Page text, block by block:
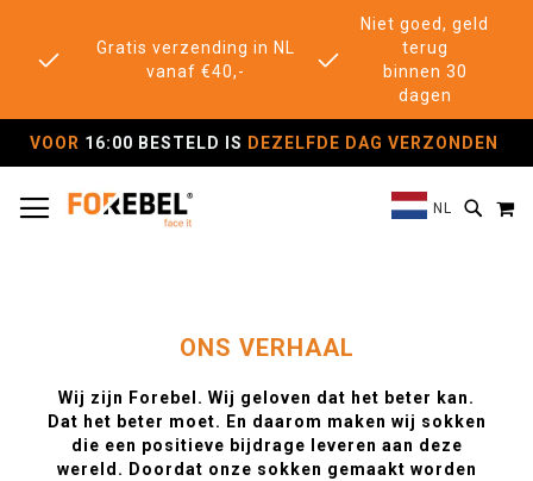
Gratis verzending in NL
vanaf €40,-
Niet goed, geld
terug
binnen 30
dagen
VOOR 16:00 BESTELD IS DEZELFDE DAG VERZONDEN
NL
ONS VERHAAL
Wij zijn Forebel. Wij geloven dat het beter kan.
Dat het beter moet. En daarom maken wij sokken
die een positieve bijdrage leveren aan deze
wereld. Doordat onze sokken gemaakt worden